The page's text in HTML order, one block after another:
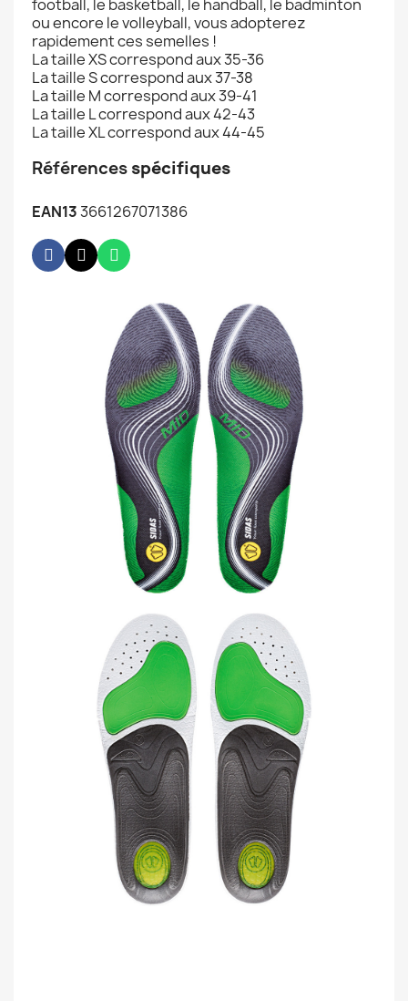
football, le basketball, le handball, le badminton
ou encore le volleyball, vous adopterez
rapidement ces semelles !
La taille XS correspond aux 35-36
La taille S correspond aux 37-38
La taille M correspond aux 39-41
La taille L correspond aux 42-43
La taille XL correspond aux 44-45
Références spécifiques
EAN133661267071386